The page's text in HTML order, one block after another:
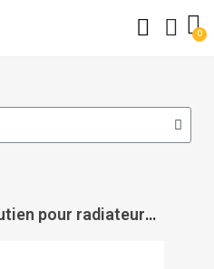
Jeu de pieds de soutien pour radiateurs Intuis - INTUIS